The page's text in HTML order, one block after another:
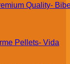
Vida